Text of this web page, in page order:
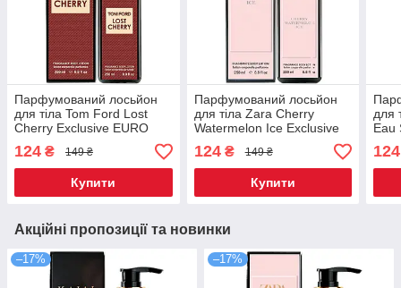
Парфумований лосьйон
для тіла Tom Ford Lost
Cherry Exclusive EURO
250 мл
124 ₴ 149 ₴
Купити
Парфумований лосьйон
для тіла Zara Cherry
Watermelon Ice Exclusive
EURO 250 мл
124₴ 149 ₴
Купити
для
Eau
124
Акційні пропозиції та новинки
–17% –17%